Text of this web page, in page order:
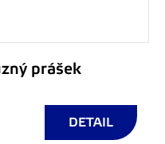
prášek
DETAIL